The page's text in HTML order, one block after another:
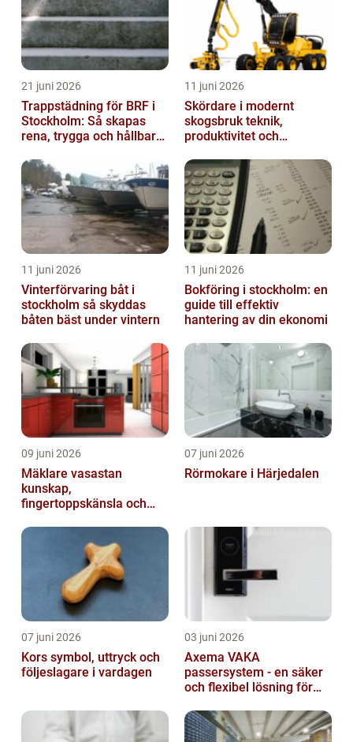
21 juni 2026
Trappstädning för BRF i
Stockholm: Så skapas
rena, trygga och hållbara
11 juni 2026
Skördare i modernt
skogsbruk teknik,
produktivitet och
11 juni 2026
Vinterförvaring båt i
stockholm så skyddas
båten bäst under vintern
11 juni 2026
Bokföring i stockholm: en
guide till effektiv
hantering av din ekonomi
09 juni 2026
Mäklare vasastan
kunskap,
fingertoppskänsla och
07 juni 2026
Rörmokare i Härjedalen
07 juni 2026
Kors symbol, uttryck och
följeslagare i vardagen
03 juni 2026
Axema VAKA
passersystem - en säker
och flexibel lösning för